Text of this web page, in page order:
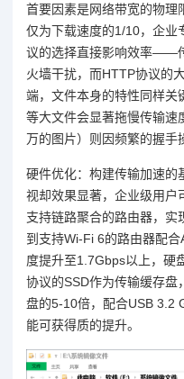
首要因素是网络带宽的物理
仅为下载速度的1/10，企业
议的选择直接影响效率——
火墙干扰，而HTTP协议的
端，文件本身的特性同样关
等大文件会显著拖慢传输速
万的图片）则因频繁的握手
硬件优化：构建传输加速的
视却效果显著，企业级用户
支持链路聚合的路由器，实
到支持Wi-Fi 6的路由器配
度提升至1.7Gbps以上，
协议的SSD作为传输缓存盘
盘的5-10倍，配合USB 3.2
能可获得质的提升。